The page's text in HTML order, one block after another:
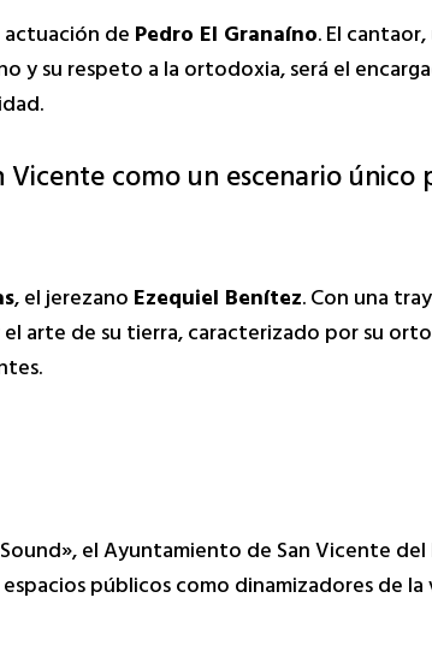
dePedro El Granaíno. El
y su respeto a la ortodoxia, será el
como un escenario único
, el jerezanoEzequiel Benítez. Con una
arte de su tierra, caracterizado por su
el Ayuntamiento de San Vicente del
públicos como dinamizadores de la